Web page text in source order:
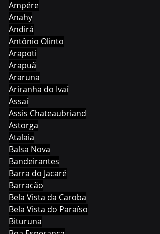
Ampére
Anahy
Andirá
Antônio Olinto
Arapoti
Arapuã
Araruna
Ariranha do Ivaí
Assaí
Assis Chateaubriand
Astorga
Atalaia
Balsa Nova
Bandeirantes
Barra do Jacaré
Barracão
Bela Vista da Caroba
Bela Vista do Paraíso
Bituruna